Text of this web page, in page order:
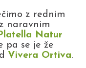
z rednim
naravnim
Natur
pa se je že
Vivera Ortiva.